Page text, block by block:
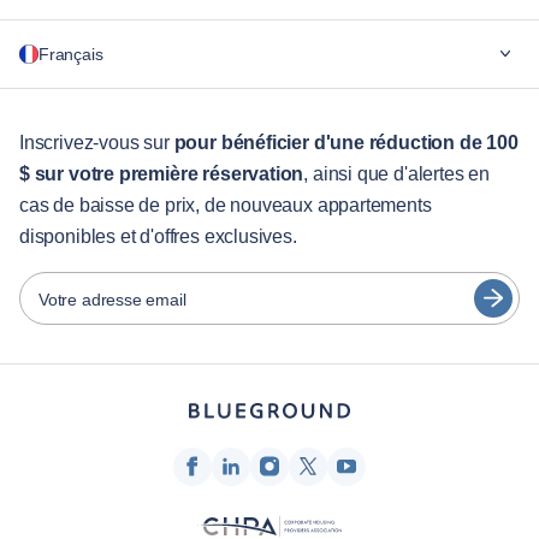
Pour les entreprises
Services aux visiteurs
Guides des villes
Partenaires
Opérateurs de location de meubles
Propriétaires
Partenaires de franchise
Français
English
Português
Español
Français
Türkçe
Inscrivez-vous sur pour bénéficier d'une réduction de 100
$ sur votre première réservation, ainsi que d'alertes en
cas de baisse de prix, de nouveaux appartements
disponibles et d'offres exclusives.
Votre adresse email